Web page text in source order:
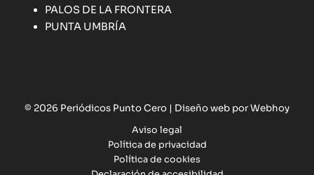
PALOS DE LA FRONTERA
PUNTA UMBRÍA
© 2026 Periódicos Punto Cero | Diseño web por Webhoy
Aviso legal
Política de privacidad
Política de cookies